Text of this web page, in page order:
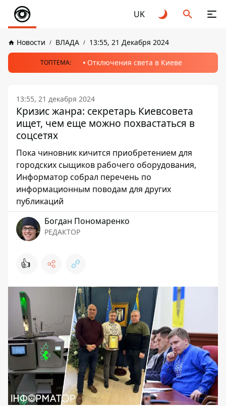
UK
Новости ВЛАДА 13:55, 21 Декабря 2024
ТОПТЕМА: Отключения света в Киеве
13:55, 21 декабря 2024
Кризис жанра: секретарь Киевсовета
ищет, чем еще можно похвастаться в
соцсетях
Пока чиновник кичится приобретением для
городских сыщиков рабочего оборудования,
Информатор собрал перечень по
информационным поводам для других
публикаций
Богдан Пономаренко
РЕДАКТОР
👍